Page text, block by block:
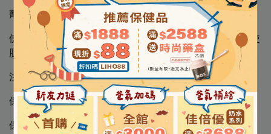
劑 型 │ 液狀
使用方法 │於潤膚露後使用，按壓適量輕輕塗抹於全臉，使
肌膚充分吸收
注意事項 │ 限外用，皮膚不適時，請停止使用
保存方法 │ 請置陰涼乾燥處，避免潮濕、高溫、陽光直射
保存期限 │ 3年 ( 因每批效期可能不同，請以外包裝標示為